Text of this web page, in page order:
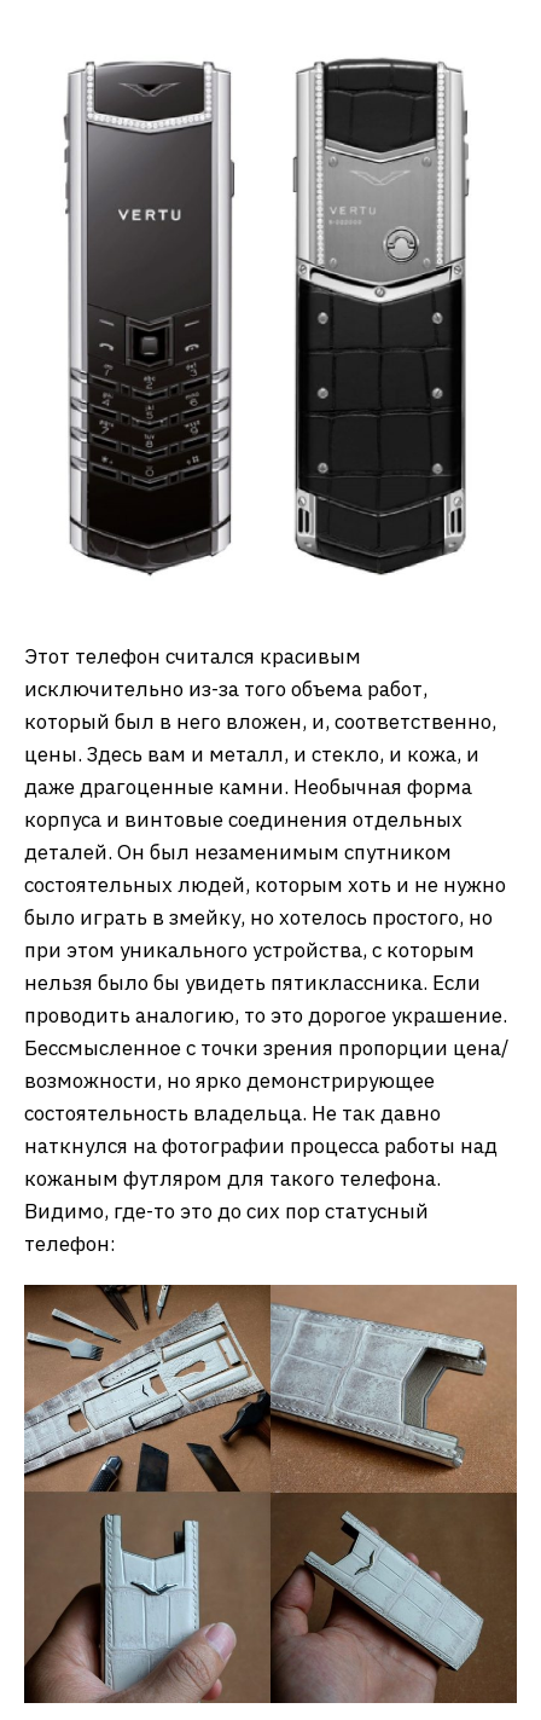
Этот телефон считался красивым
исключительно из-за того объема работ,
который был в него вложен, и, соответственно,
цены. Здесь вам и металл, и стекло, и кожа, и
даже драгоценные камни. Необычная форма
корпуса и винтовые соединения отдельных
деталей. Он был незаменимым спутником
состоятельных людей, которым хоть и не нужно
было играть в змейку, но хотелось простого, но
при этом уникального устройства, с которым
нельзя было бы увидеть пятиклассника. Если
проводить аналогию, то это дорогое украшение.
Бессмысленное с точки зрения пропорции цена/
возможности, но ярко демонстрирующее
состоятельность владельца. Не так давно
наткнулся на фотографии процесса работы над
кожаным футляром для такого телефона.
Видимо, где-то это до сих пор статусный
телефон: